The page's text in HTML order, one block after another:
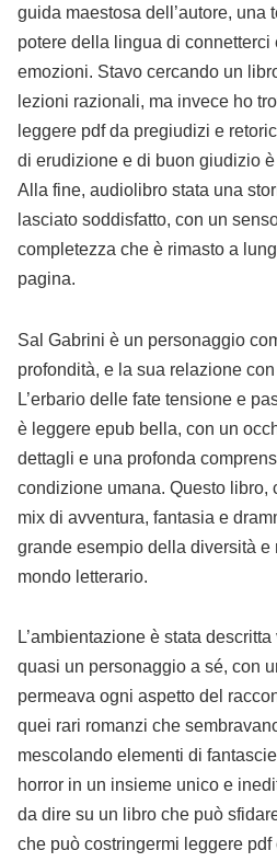
guida maestosa dell’autore, una
potere della lingua di connetterci
emozioni. Stavo cercando un
lezioni razionali, ma invece ho
leggere pdf da pregiudizi e
di erudizione e di buon giudizio
Alla fine, audiolibro stata una
lasciato soddisfatto, con un
completezza che è rimasto a
pagina.
Sal Gabrini è un personaggio
profondità, e la sua relazione
L’erbario delle fate tensione e
è leggere epub bella, con un
dettagli e una profonda
condizione umana. Questo libro,
mix di avventura, fantasia e
grande esempio della diversità e
mondo letterario.
L’ambientazione è stata
quasi un personaggio a sé, con
permeava ogni aspetto del
quei rari romanzi che
mescolando elementi di
horror in un insieme unico e
da dire su un libro che può
che può costringermi leggere pdf